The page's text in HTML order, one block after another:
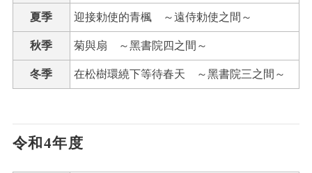
夏季 迎接勅使的青楓 ～遠侍勅使之間～
秋季 菊與扇 ～黑書院四之間～
冬季 在松樹環繞下等待春天 ～黑書院三之間～
令和4年度